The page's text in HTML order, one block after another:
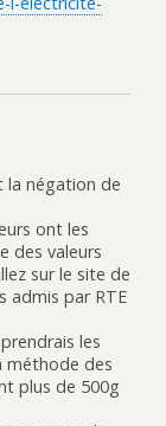
la négation de
ont les
des valeurs
sur le site de
admis par RTE
les
méthode des
plus de 500g